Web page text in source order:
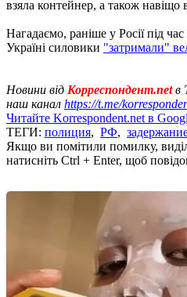
взяла контейнер, а також
Нагадаємо, раніше у Росії під
Україні силовики "затримали"
Новини від Корреспондент.netв
наш канал https://t.me/
Читайте Korrespondent.net в
ТЕГИ: полиция, РФ,
Якщо ви помітили помилку,
натисніть Ctrl + Enter, щоб